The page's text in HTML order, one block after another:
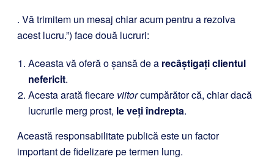
. Vă trimitem un mesaj chiar acum pentru a rezolva
acest lucru.”) face două lucruri:
Aceasta vă oferă o șansă de a recâștigați clientul
nefericit.
Acesta arată fiecare viitorcumpărător că, chiar dacă
lucrurile merg prost, le veți îndrepta.
Această responsabilitate publică este un factor
important de fidelizare pe termen lung.